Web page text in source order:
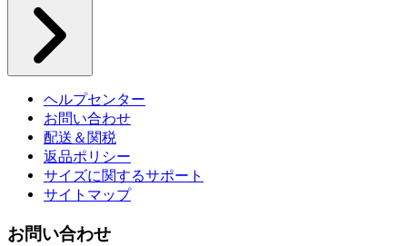
ヘルプセンター
お問い合わせ
配送＆関税
返品ポリシー
サイズに関するサポート
サイトマップ
お問い合わせ